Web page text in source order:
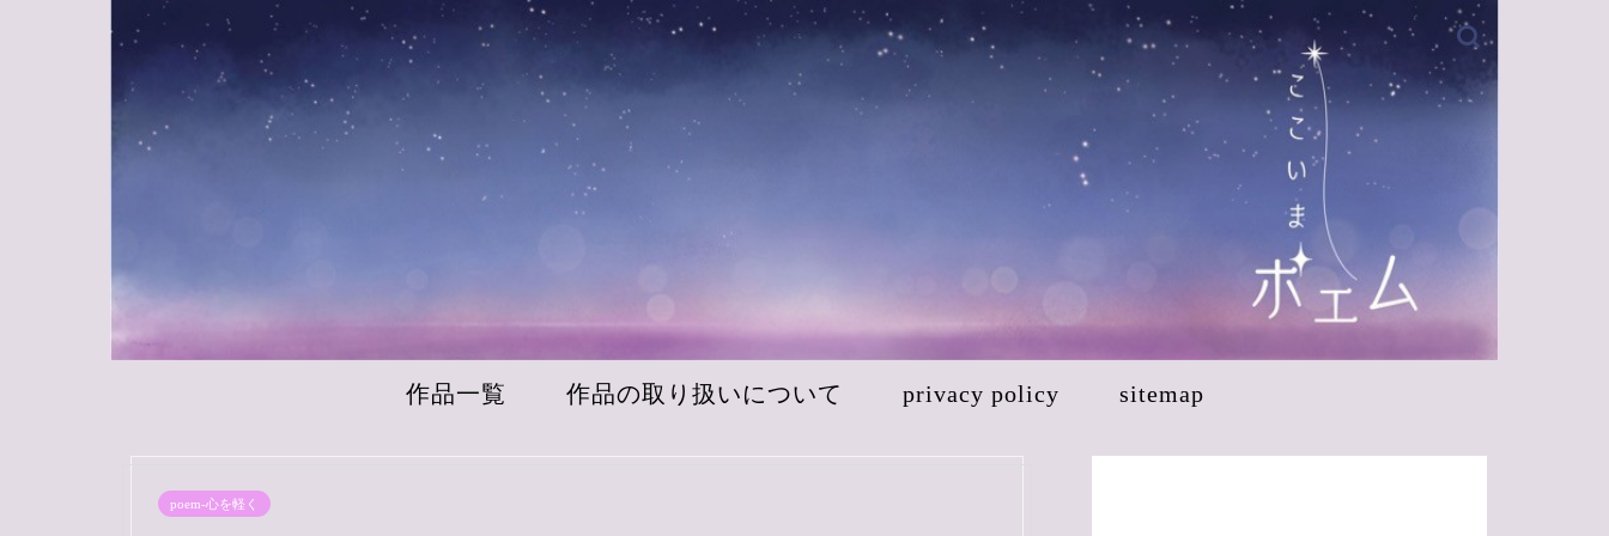
作品一覧 作品の取り扱いについて privacy policy sitemap
poem-心を軽く